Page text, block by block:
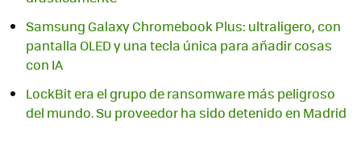
Samsung Galaxy Chromebook Plus: ultraligero, con
pantalla OLED y una tecla única para añadir cosas
con IA
LockBit era el grupo de ransomware más peligroso
del mundo. Su proveedor ha sido detenido en Madrid